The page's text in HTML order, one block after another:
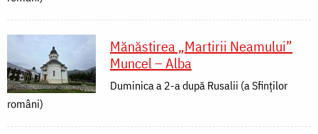
Mănăstirea „Martirii Neamului”
Muncel – Alba
Duminica a 2-a după Rusalii (a Sfinților
români)